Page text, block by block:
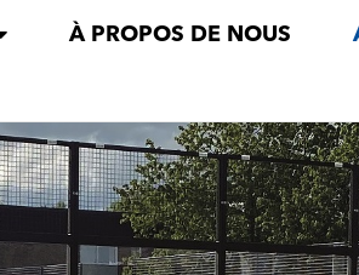
À PROPOS DE NOUS